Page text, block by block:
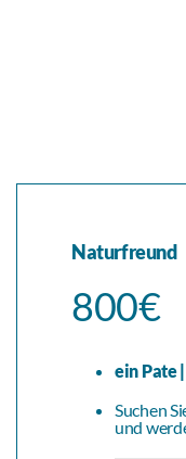
Naturfreund
800€
ein Pate
Suchen
und